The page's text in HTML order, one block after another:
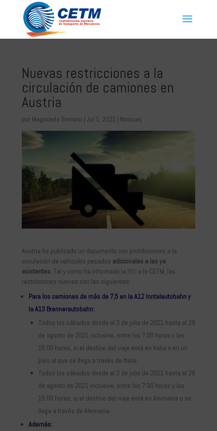
Nuevas restricciones a la
circulación de camiones en
Austria
por Magaceda Serrano | Jul 1, 2021 | Noticias
Austria ha publicado un documento con prohibiciones a la
circulación de vehículos pesados adicionales a las ya
existentes. Tal y como ha informado la IRU a la CETM, las
restricciones nuevas son las siguientes:
Para los camiones de más de 7,5 en la A12 Inntalautobahn y
la A13 Brennerautobahn:
Todos los sábados desde el 3 de julio de 2021 hasta el 28
de agosto de 2021 inclusive, entre las 7:00 horas y las
15:00 horas, si el destino del viaje está en Italia o en un
país al que se llega a través de Italia.
Todos los sábados desde el 3 de julio de 2021 hasta el 28
de agosto de 2021 inclusive, entre las 7:00 horas y las
15:00 horas, si el destino del viaje está en Alemania o se
llega a través de Alemania.
Además: